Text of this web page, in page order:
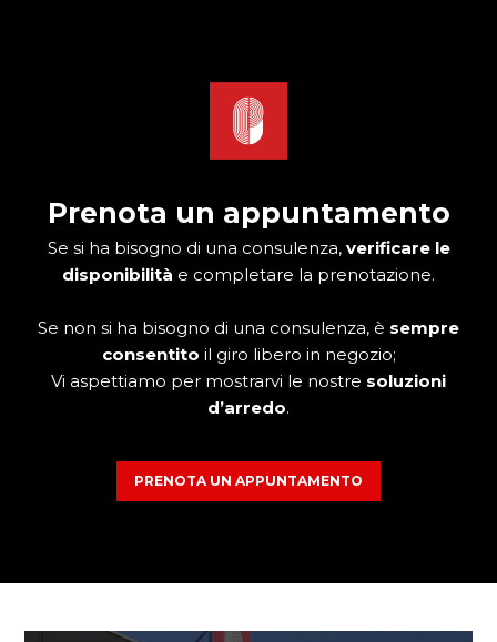
Prenota un appuntamento
Se si ha bisogno di una consulenza, verificare le
disponibilità e completare la prenotazione.
Se non si ha bisogno di una consulenza, è sempre
consentito il giro libero in negozio;
Vi aspettiamo per mostrarvi le nostre soluzioni
d’arredo.
PRENOTA UN APPUNTAMENTO